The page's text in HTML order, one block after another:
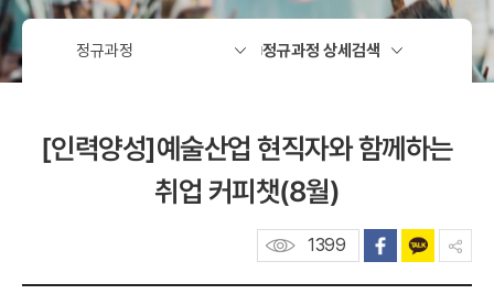
[인력양성]예술산업 현직자와 함께하는
취업 커피챗(8월)
1399